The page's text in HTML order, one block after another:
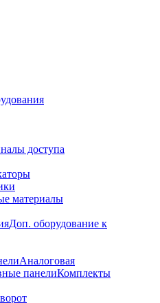
доступа
материалы
Доп. оборудование к
Аналоговая
панелиКомплекты